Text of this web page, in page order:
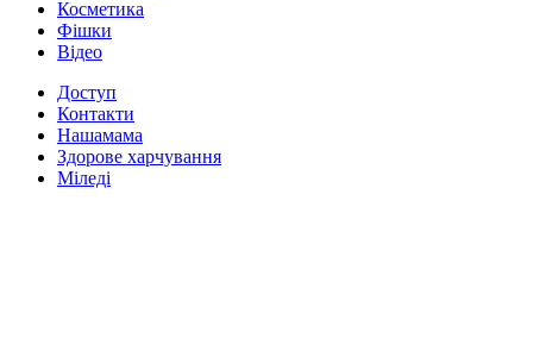
Косметика
Фішки
Відео
Доступ
Контакти
Нашамама
Здорове харчування
Міледі